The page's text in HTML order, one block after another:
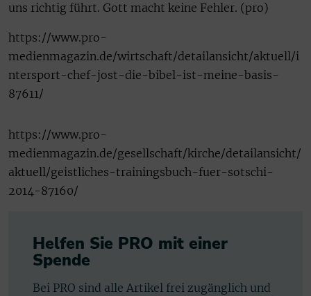
uns richtig führt. Gott macht keine Fehler. (pro)
https://www.pro-
medienmagazin.de/wirtschaft/detailansicht/aktuell/i
ntersport-chef-jost-die-bibel-ist-meine-basis-
87611/
https://www.pro-
medienmagazin.de/gesellschaft/kirche/detailansicht/
aktuell/geistliches-trainingsbuch-fuer-sotschi-
2014-87160/
Helfen Sie PRO mit einer
Spende
Bei PRO sind alle Artikel frei zugänglich und